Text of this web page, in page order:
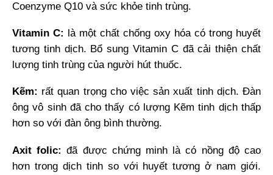
Coenzyme Q10 và sức khỏe tinh trùng.
Vitamin C:
là một chất chống oxy hóa có trong huyết
tương tinh dịch. Bổ sung Vitamin C đã cải thiện chất
lượng tinh trùng của người hút thuốc.
Kẽm: rất quan trọng cho việc sản xuất tinh dịch. Đàn
ông vô sinh đã cho thấy có lượng Kẽm tinh dịch thấp
hơn so với đàn ông bình thường.
Axit folic: đã được chứng minh là có nồng độ cao
hơn trong dịch tinh so với huyết tương ở nam giới.